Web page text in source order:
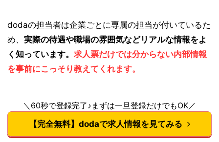
dodaの担当者は企業ごとに専属の担当が付いているた
め、 実際の待遇や職場の雰囲気などリアルな情報をよ
く知っています。 求人票だけでは分からない内部情報
を事前にこっそり教えてくれます。
＼60秒で登録完了♪まずは一旦登録だけでもOK／
【完全無料】dodaで求人情報を見てみる